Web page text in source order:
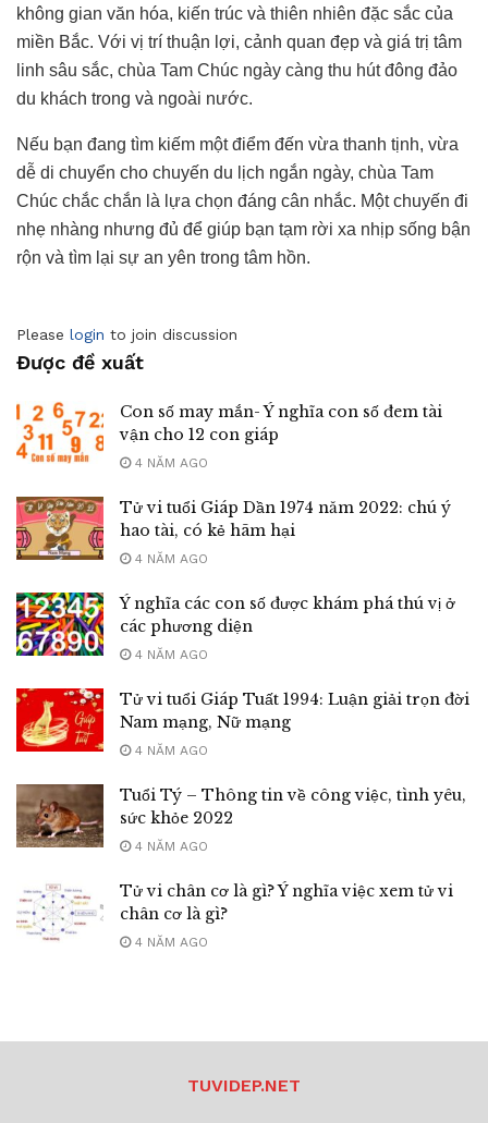
không gian văn hóa, kiến trúc và thiên nhiên đặc sắc của
miền Bắc. Với vị trí thuận lợi, cảnh quan đẹp và giá trị tâm
linh sâu sắc, chùa Tam Chúc ngày càng thu hút đông đảo
du khách trong và ngoài nước.
Nếu bạn đang tìm kiếm một điểm đến vừa thanh tịnh, vừa
dễ di chuyển cho chuyến du lịch ngắn ngày, chùa Tam
Chúc chắc chắn là lựa chọn đáng cân nhắc. Một chuyến đi
nhẹ nhàng nhưng đủ để giúp bạn tạm rời xa nhịp sống bận
rộn và tìm lại sự an yên trong tâm hồn.
Please login to join discussion
Được đề xuất
Con số may mắn- Ý nghĩa con số đem tài
vận cho 12 con giáp
4 NĂM AGO
Tử vi tuổi Giáp Dần 1974 năm 2022: chú ý
hao tài, có kẻ hãm hại
4 NĂM AGO
Ý nghĩa các con số được khám phá thú vị ở
các phương diện
4 NĂM AGO
Tử vi tuổi Giáp Tuất 1994: Luận giải trọn đời
Nam mạng, Nữ mạng
4 NĂM AGO
Tuổi Tý – Thông tin về công việc, tình yêu,
sức khỏe 2022
4 NĂM AGO
Tử vi chân cơ là gì? Ý nghĩa việc xem tử vi
chân cơ là gì?
4 NĂM AGO
TUVIDEP.NET